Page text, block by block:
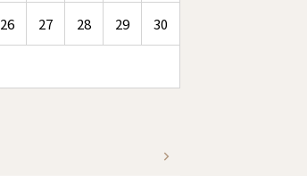
26 27 28 29 30